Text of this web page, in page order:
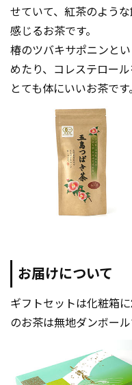
せていて、紅茶のよう
感じるお茶です。
椿のツバキサポニンと
めたり、コレステロー
とても体にいいお茶です
お届けについて
ギフトセットは化粧箱
のお茶は無地ダンボール